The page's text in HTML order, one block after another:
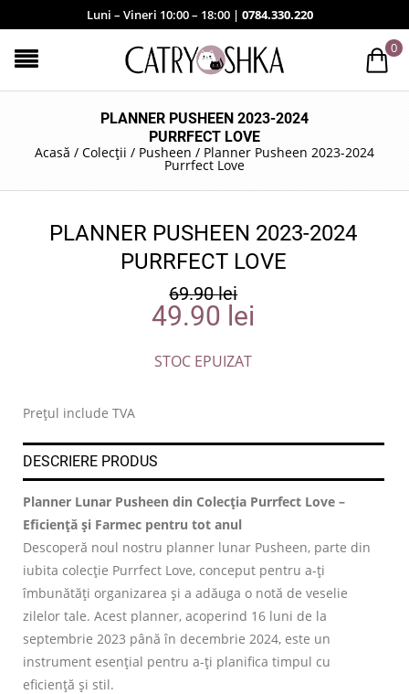
Luni – Vineri 10:00 – 18:00 | 0784.330.220
0
PLANNER PUSHEEN 2023-2024
PURRFECT LOVE
Acasă / Colecții / Pusheen / Planner Pusheen 2023-2024
Purrfect Love
PLANNER PUSHEEN 2023-2024
PURRFECT LOVE
69.90lei
49.90 lei
STOC EPUIZAT
Prețul include TVA
DESCRIERE PRODUS
Planner Lunar Pusheen din Colecția Purrfect Love –
Eficiență și Farmec pentru tot anul
Descoperă noul nostru planner lunar Pusheen, parte din
iubita colecție Purrfect Love, conceput pentru a-ți
îmbunătăți organizarea și a adăuga o notă de veselie
zilelor tale. Acest planner, acoperind 16 luni de la
septembrie 2023 până în decembrie 2024, este un
instrument esențial pentru a-ți planifica timpul cu
eficiență și stil.